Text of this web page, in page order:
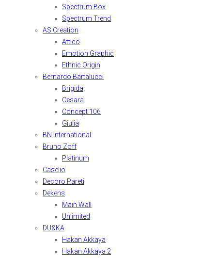
Spectrum Box
Spectrum Trend
AS Creation
Attico
Emotion Graphic
Ethnic Origin
Bernardo Bartalucci
Brigida
Cesara
Concept 106
Giulia
BN International
Bruno Zoff
Platinum
Caselio
Decoro Pareti
Dekens
Main Wall
Unlimited
DU&KA
Hakan Akkaya
Hakan Akkaya 2